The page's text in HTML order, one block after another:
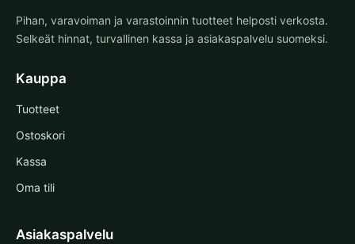
Pihan, varavoiman ja varastoinnin tuotteet helposti verkosta.
Selkeät hinnat, turvallinen kassa ja asiakaspalvelu suomeksi.
Kauppa
Tuotteet
Ostoskori
Kassa
Oma tili
Asiakaspalvelu